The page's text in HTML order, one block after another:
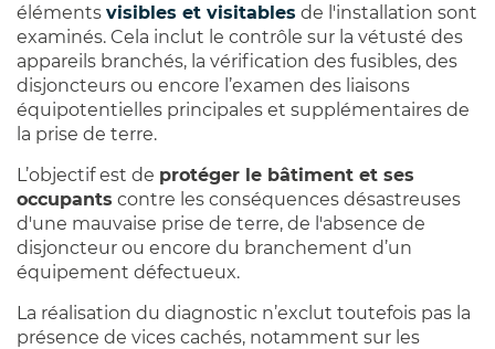
éléments visibles et visitables de l'installation sont
examinés. Cela inclut le contrôle sur la vétusté des
appareils branchés, la vérification des fusibles, des
disjoncteurs ou encore l’examen des liaisons
équipotentielles principales et supplémentaires de
la prise de terre.
L’objectif est de protéger le bâtiment et ses
occupants contre les conséquences désastreuses
d'une mauvaise prise de terre, de l'absence de
disjoncteur ou encore du branchement d’un
équipement défectueux.
La réalisation du diagnostic n’exclut toutefois pas la
présence de vices cachés, notamment sur les